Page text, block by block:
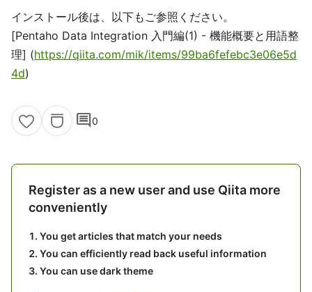
インストール後は、以下もご参照ください。
[Pentaho Data Integration 入門編(1) - 機能概要と用語整
理] (https://qiita.com/mik/items/99ba6fefebc3e06e5d
4d)
comment0
Register as a new user and use Qiita more
conveniently
You get articles that match your needs
You can efficiently read back useful information
You can use dark theme